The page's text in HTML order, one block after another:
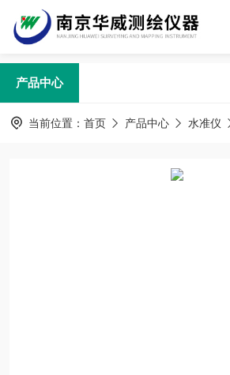
产品中心
当前位置： 首页 产品中心 水准仪